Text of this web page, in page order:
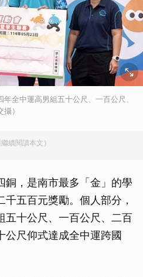
全中運高男組五十公尺、一百公尺、
）
續閱讀本文）
銅，是南市最多「金」的學
五百元獎勵。個人部分，
五十公尺、一百公尺、二百
公尺仰式達成全中運跨國